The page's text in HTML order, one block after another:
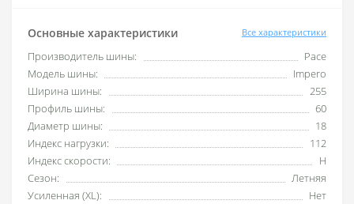
Основные характеристики Все характеристики
Производитель шины:
Pace
Модель шины:
Impero
Ширина шины:
255
Профиль шины:
60
Диаметр шины:
18
Индекс нагрузки:
112
Индекс скорости:
H
Сезон:
Летняя
Усиленная (XL):
Нет